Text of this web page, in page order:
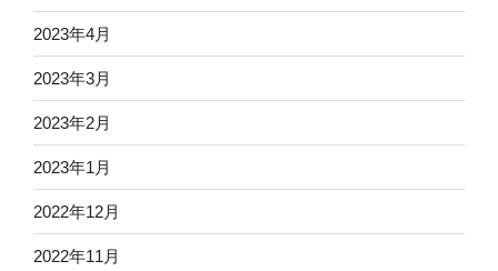
2023年4月
2023年3月
2023年2月
2023年1月
2022年12月
2022年11月